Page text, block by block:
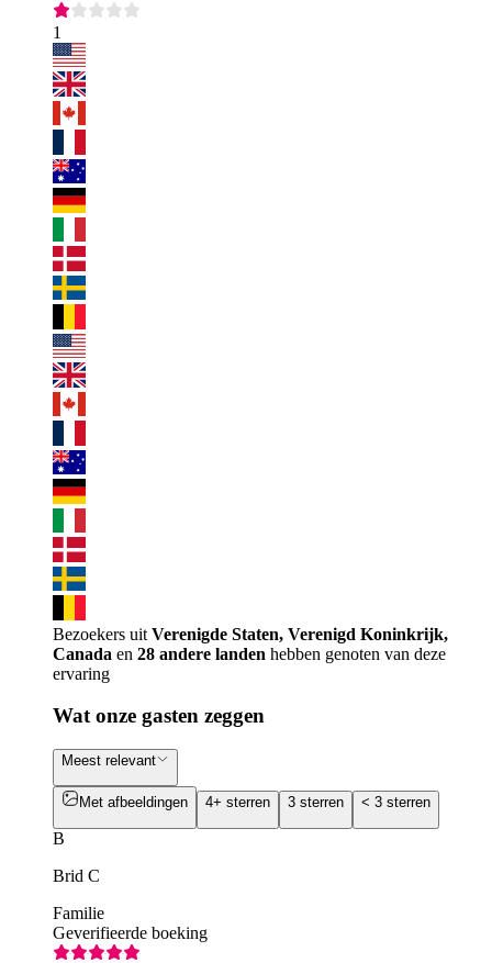
1
Bezoekers uit Verenigde Staten, Verenigd Koninkrijk,
Canada en 28 andere landen hebben genoten van deze
ervaring
Wat onze gasten zeggen
Meest relevant
Met afbeeldingen 4+ sterren 3 sterren < 3 sterren
B
Brid C
Familie
Geverifieerde boeking